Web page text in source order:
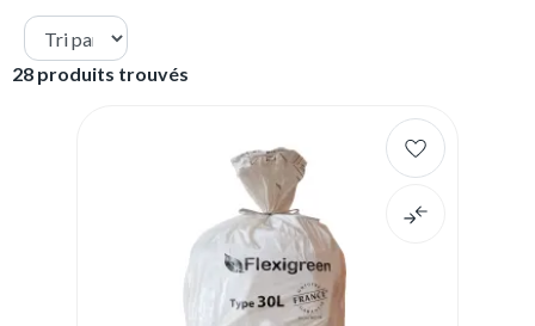
28 produits trouvés